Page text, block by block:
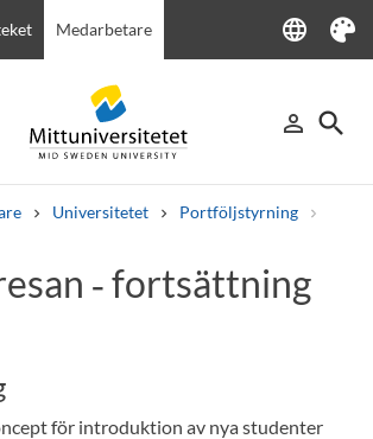
Medarbetare language
Language
Tema
person_outline
Logga in
search
Sök
Universitetet Portföljstyrning
‑ fortsättning
för introduktion av nya studenter